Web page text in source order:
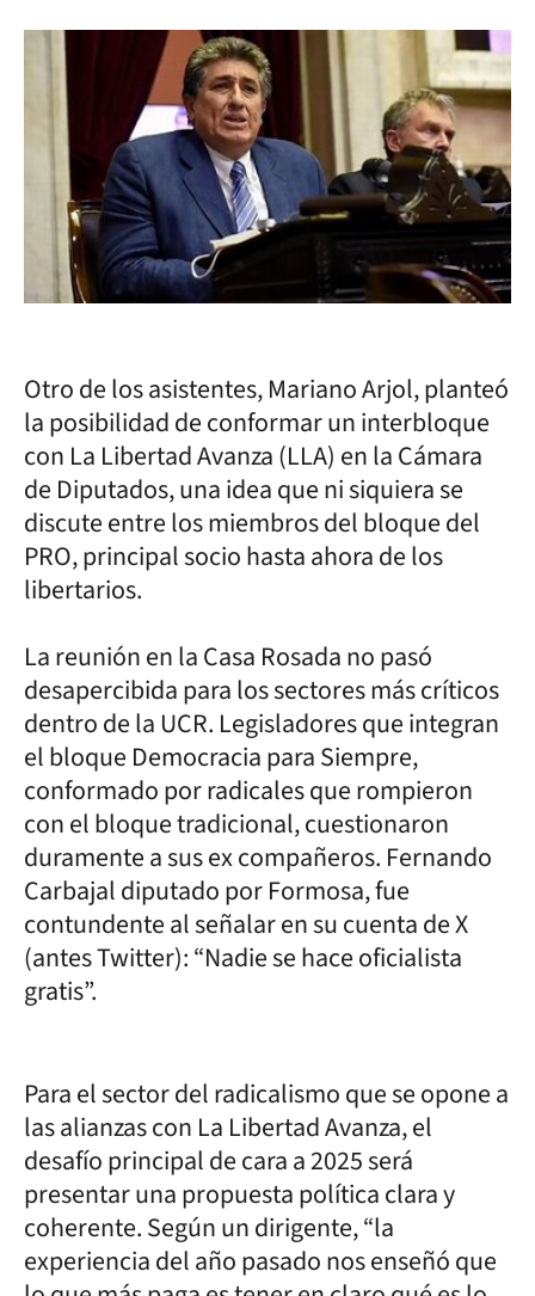
Otro de los asistentes, Mariano Arjol, planteó
la posibilidad de conformar un interbloque
con La Libertad Avanza (LLA) en la Cámara
de Diputados, una idea que ni siquiera se
discute entre los miembros del bloque del
PRO, principal socio hasta ahora de los
libertarios.
La reunión en la Casa Rosada no pasó
desapercibida para los sectores más críticos
dentro de la UCR. Legisladores que integran
el bloque Democracia para Siempre,
conformado por radicales que rompieron
con el bloque tradicional, cuestionaron
duramente a sus ex compañeros. Fernando
Carbajal diputado por Formosa, fue
contundente al señalar en su cuenta de X
(antes Twitter): “Nadie se hace oficialista
gratis”.
Para el sector del radicalismo que se opone a
las alianzas con La Libertad Avanza, el
desafío principal de cara a 2025 será
presentar una propuesta política clara y
coherente. Según un dirigente, “la
experiencia del año pasado nos enseñó que